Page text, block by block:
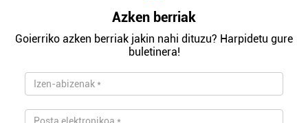
Azken berriak
Goierriko azken berriak jakin nahi dituzu? Harpidetu gure
buletinera!